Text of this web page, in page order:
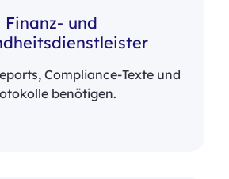
Finanz- und
Compliance-Texte und
benötigen.